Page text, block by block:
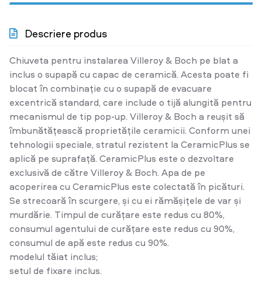
Descriere produs
Chiuveta pentru instalarea Villeroy & Boch pe blat a
inclus o supapă cu capac de ceramică. Acesta poate fi
blocat în combinație cu o supapă de evacuare
excentrică standard, care include o tijă alungită pentru
mecanismul de tip pop-up. Villeroy & Boch a reușit să
îmbunătățească proprietățile ceramicii. Conform unei
tehnologii speciale, stratul rezistent la CeramicPlus se
aplică pe suprafață. CeramicPlus este o dezvoltare
exclusivă de către Villeroy & Boch. Apa de pe
acoperirea cu CeramicPlus este colectată în picături.
Se strecoară în scurgere, și cu ei rămășițele de var și
murdărie. Timpul de curățare este redus cu 80%,
consumul agentului de curățare este redus cu 90%,
consumul de apă este redus cu 90%.
modelul tăiat inclus;
setul de fixare inclus.